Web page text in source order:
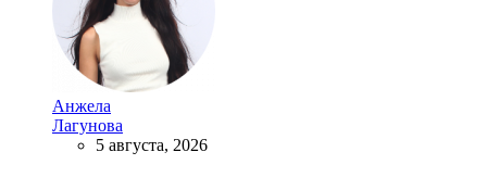
Анжела
Лагунова
5 августа, 2026